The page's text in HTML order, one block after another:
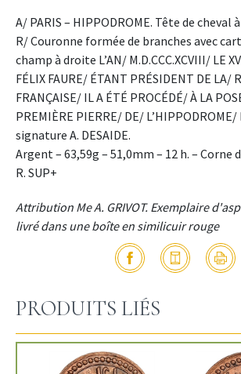
A/ PARIS – HIPPODROME. Tête de cheval
R/ Couronne formée de branches avec
champ à droite L’AN/ M.D.CCC.XCVIII/ LE
FÉLIX FAURE/ ÉTANT PRÉSIDENT DE LA/
FRANÇAISE/ IL A ÉTÉ PROCÉDÉ/ À LA
PREMIÈRE PIERRE/ DE/ L’HIPPODROME/
signature A. DESAIDE.
Argent – 63,59g – 51,0mm – 12 h. – Corne
R. SUP+
Attribution Me A. GRIVOT. Exemplaire
livré dans une boîte en similicuir rouge
PRODUITS LIÉS